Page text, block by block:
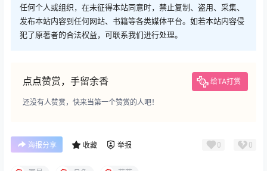
任何个人或组织，在未征得本站同意时，禁止复制、盗用、采集、
发布本站内容到任何网站、书籍等各类媒体平台。如若本站内容侵
犯了原著者的合法权益，可联系我们进行处理。
点点赞赏，手留余香 给TA打赏
还没有人赞赏，快来当第一个赞赏的人吧！
海报分享 收藏 举报 0 0